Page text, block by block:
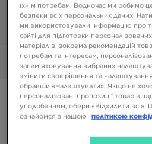
Фото
ADIDAS TENSAUR RUN
їхнім потребам. Водночас ми робимо
безпеки всіх персональних даних.
ми використовували інформацію про
сайті для підготовки
матеріалів, зокрема рекомендацій
потребам та інтересам,
запам’ятовування вибраних
змінити своє рішення та
обравши «Налаштувати». Якщо не
персоналізовані пропозиції товарів,
уподобанням, обери «Відхилити всі».
ознайомся з нашою
політикою